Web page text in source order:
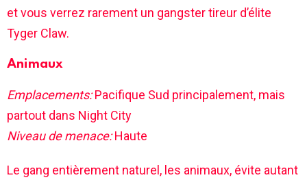
et vous verrez rarement un gangster tireur d’élite
Tyger Claw.
Animaux
Emplacements:Pacifique Sud principalement, mais
partout dans Night City
Niveau de menace:Haute
Le gang entièrement naturel, les animaux, évite autant